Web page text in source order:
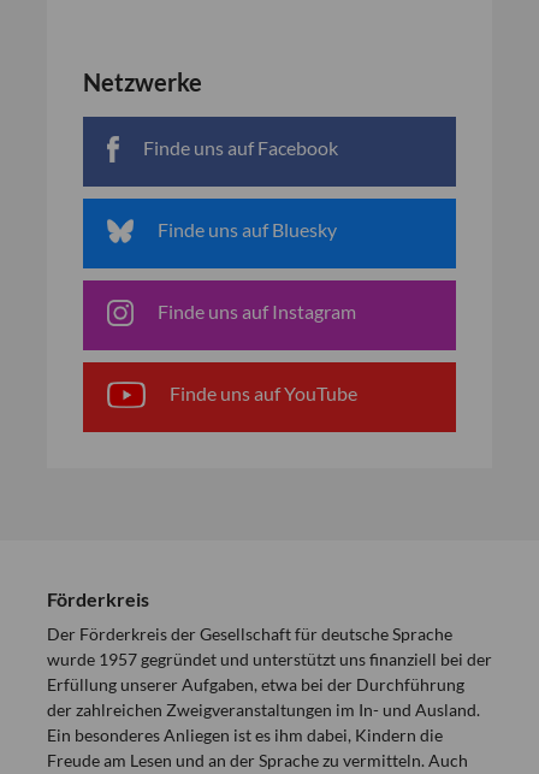
Netzwerke
Finde uns auf Facebook
Finde uns auf Bluesky
Finde uns auf Instagram
Finde uns auf YouTube
Förderkreis
Der Förderkreis der Gesellschaft für deutsche Sprache
wurde 1957 gegründet und unterstützt uns finanziell bei der
Erfüllung unserer Aufgaben, etwa bei der Durchführung
der zahlreichen Zweigveranstaltungen im In- und Ausland.
Ein besonderes Anliegen ist es ihm dabei, Kindern die
Freude am Lesen und an der Sprache zu vermitteln. Auch